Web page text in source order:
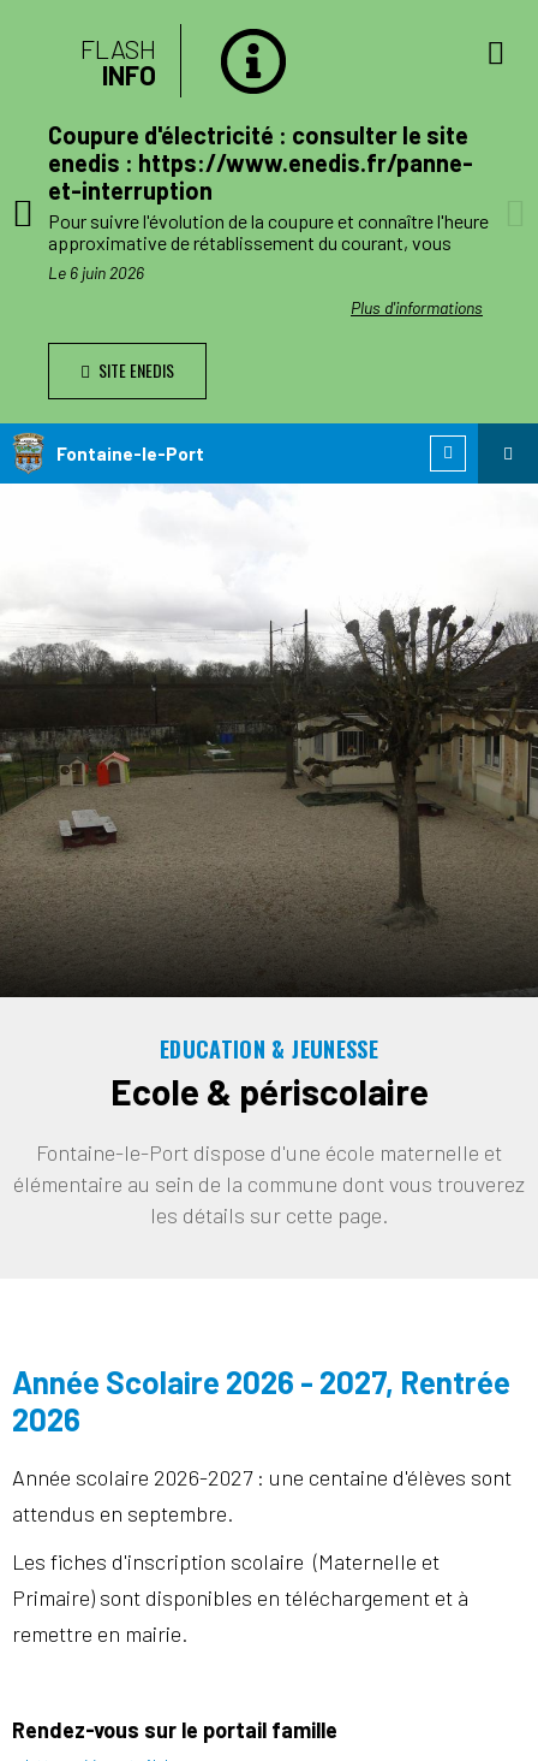
le
est
FLASH
INFO
Coupure d'électricité : consulter le site
enedis : https://www.enedis.fr/panne-
et-interruption
Plus d'informations
Pour suivre l'évolution de la coupure et connaître l'heure
approximative de rétablissement du courant, vous
pouvez consulter le site enedis.fr/panne-et-
interruption ou télécharger l'application Enedis à mes
côtés. Toutefois l'alimentation pourra être rétablie à
Le jour des travaux, si vous avez besoin d’information
complémentaire, vous pourrez nous joindre au numéro
Le 6 juin 2026
SITE ENEDIS
Fontaine-le-Port
EDUCATION & JEUNESSE
Ecole & périscolaire
Fontaine-le-Port dispose d'une école maternelle et
élémentaire au sein de la commune dont vous trouverez
les détails sur cette page.
Année Scolaire 2026 - 2027, Rentrée
2026
Année scolaire 2026-2027 : une centaine d'élèves sont
attendus en septembre.
Les fiches d'inscription scolaire (Maternelle et
Primaire) sont disponibles en téléchargement et à
remettre en mairie.
Rendez-vous sur le portail famille